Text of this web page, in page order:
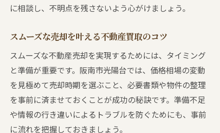
に相談し、不明点を残さないよう心がけましょう。
スムーズな売却を叶える不動産買取のコツ
スムーズな不動産売却を実現するためには、タイミング
と準備が重要です。阪南市光陽台では、価格相場の変動
を見極めて売却時期を選ぶこと、必要書類や物件の整理
を事前に済ませておくことが成功の秘訣です。準備不足
や情報の行き違いによるトラブルを防ぐためにも、事前
に流れを把握しておきましょう。